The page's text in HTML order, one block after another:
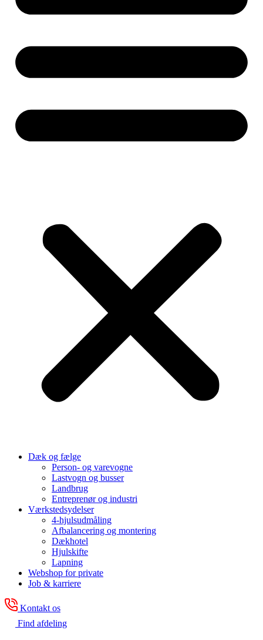
Dæk og fælge
Person- og varevogne
Lastvogn og busser
Landbrug
Entreprenør og industri
Værkstedsydelser
4-hjulsudmåling
Afbalancering og montering
Dækhotel
Hjulskifte
Lapning
Webshop for private
Job & karriere
Kontakt os
Find afdeling